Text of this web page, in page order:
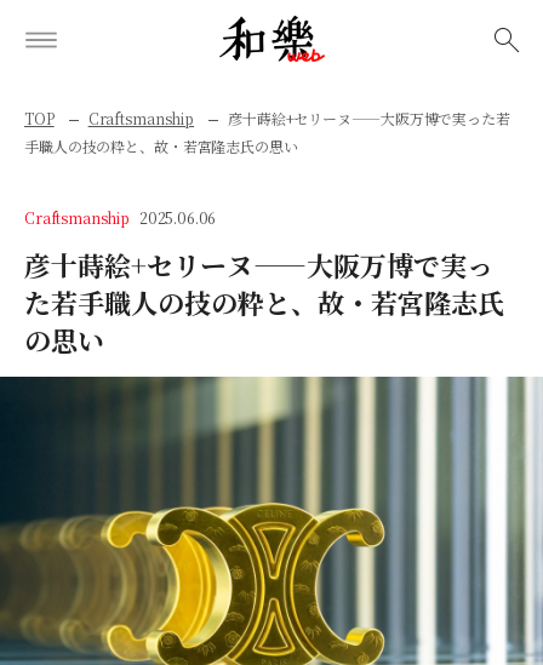
TOP Craftsmanship
彦十蒔絵+セリーヌ——大阪万博で実った若
手職人の技の粋と、故・若宮隆志氏の思い
Craftsmanship 2025.06.06
彦十蒔絵+セリーヌ——大阪万博で実っ
た若手職人の技の粋と、故・若宮隆志氏
の思い